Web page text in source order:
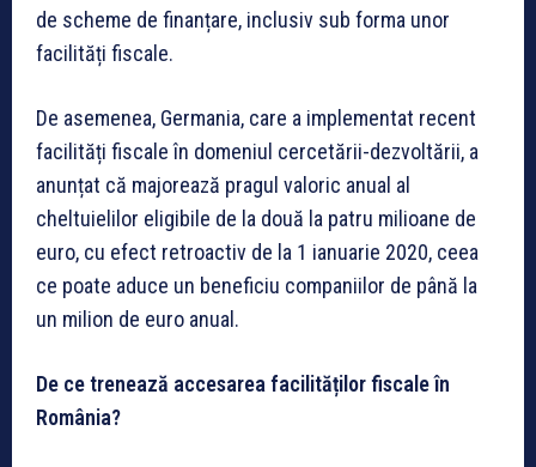
de scheme de finanțare, inclusiv sub forma unor
facilități fiscale.
De asemenea, Germania, care a implementat recent
facilități fiscale în domeniul cercetării-dezvoltării, a
anunțat că majorează pragul valoric anual al
cheltuielilor eligibile de la două la patru milioane de
euro, cu efect retroactiv de la 1 ianuarie 2020, ceea
ce poate aduce un beneficiu companiilor de până la
un milion de euro anual.
De ce trenează accesarea facilităților fiscale în
România?